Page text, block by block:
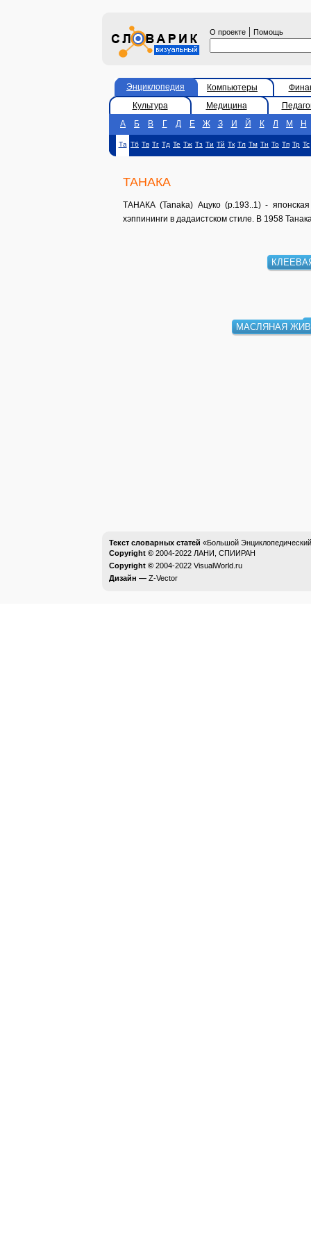
О проекте | Помощь
Энциклопедия Компьютеры
Культура
Медицина
А
Б В Г Д Е Ж З И Й К Л М Н
Та Тб Тв Тг Тд Те Тж Тз Ти Тй Тк Тл Тм Тн То Тп Тр Тс
ТАНАКА
ТАНАКА (Tanaka) Ацуко (р.193..1) -
хэппининги в дадаистском стиле. В 1958
МАСЛЯНАЯ
Текст словарных статей «Большой
Copyright © 2004-2022 ЛАНИ, СПИИРАН
Copyright © 2004-2022 VisualWorld.ru
Дизайн — Z-Vector